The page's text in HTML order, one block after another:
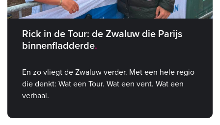
Rick in de Tour: de Zwaluw die Parijs
binnenfladderde
En zo vliegt de Zwaluw verder. Met een hele regio
die denkt: Wat een Tour. Wat een vent. Wat een
verhaal.